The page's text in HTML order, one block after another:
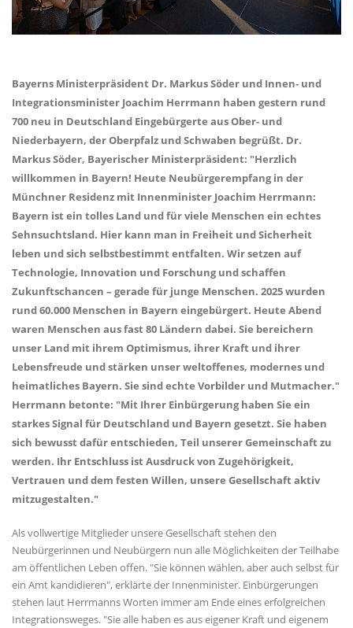
Bayerns Ministerpräsident Dr. Markus Söder und Innen- und
Integrationsminister Joachim Herrmann haben gestern rund
700 neu in Deutschland Eingebürgerte aus Ober- und
Niederbayern, der Oberpfalz und Schwaben begrüßt. Dr.
Markus Söder, Bayerischer Ministerpräsident: "Herzlich
willkommen in Bayern! Heute Neubürgerempfang in der
Münchner Residenz mit Innenminister Joachim Herrmann:
Bayern ist ein tolles Land und für viele Menschen ein echtes
Sehnsuchtsland. Hier kann man in Freiheit und Sicherheit
leben und sich selbstbestimmt entfalten. Wir setzen auf
Technologie, Innovation und Forschung und schaffen
Zukunftschancen – gerade für junge Menschen. 2025 wurden
rund 60.000 Menschen in Bayern eingebürgert. Heute Abend
waren Menschen aus fast 80 Ländern dabei. Sie bereichern
unser Land mit ihrem Optimismus, ihrer Kraft und ihrer
Lebensfreude und stärken unser weltoffenes, modernes und
heimatliches Bayern. Sie sind echte Vorbilder und Mutmacher."
Herrmann betonte: "Mit Ihrer Einbürgerung haben Sie ein
starkes Signal für Deutschland und Bayern gesetzt. Sie haben
sich bewusst dafür entschieden, Teil unserer Gemeinschaft zu
werden. Ihr Entschluss ist Ausdruck von Zugehörigkeit,
Vertrauen und dem festen Willen, unsere Gesellschaft aktiv
mitzugestalten."
Als vollwertige Mitglieder unsere Gesellschaft stehen den
Neubürgerinnen und Neubürgern nun alle Möglichkeiten der Teilhabe
am öffentlichen Leben offen. "Sie können wählen, aber auch selbst für
ein Amt kandidieren", erklärte der Innenminister. Einbürgerungen
stehen laut Herrmanns Worten immer am Ende eines erfolgreichen
Integrationsweges. "Sie alle haben es aus eigener Kraft und eigenem